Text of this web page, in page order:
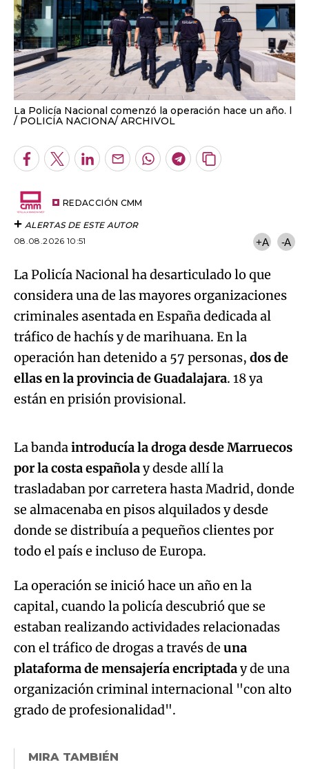
La Policía Nacional comenzó la operación hace un año. l
POLICÍA NACIONA/ ARCHIVOL
Facebook
TwitterLinkedInEnviarWhatsapp
Telegram
Copiar
REDACCIÓN CMM
ALERTAS DE ESTE AUTOR
08.08.2026 10:51
+A -A
La Policía Nacional ha desarticulado lo que
considera una de las mayores organizaciones
criminales asentada en España dedicada al
tráfico de hachís y de marihuana. En la
operación han detenido a 57 personas, dos de
ellas en la provincia de Guadalajara. 18 ya
están en prisión provisional.
Algo salió mal.
An error occurred, please try again later.
Try again
La bandaintroducía la droga desde Marruecos
por la costa españolay desde allí la
trasladaban por carretera hasta Madrid, donde
se almacenaba en pisos alquilados y desde
donde se distribuía a pequeños clientes por
todo el país e incluso de Europa.
La operación se inició hace un año en la
capital, cuando la policía descubrió que se
estaban realizando actividades relacionadas
con el tráfico de drogas a través de una
plataforma de mensajería encriptaday de una
organización criminal internacional "con alto
grado de profesionalidad".
MIRA TAMBIÉN